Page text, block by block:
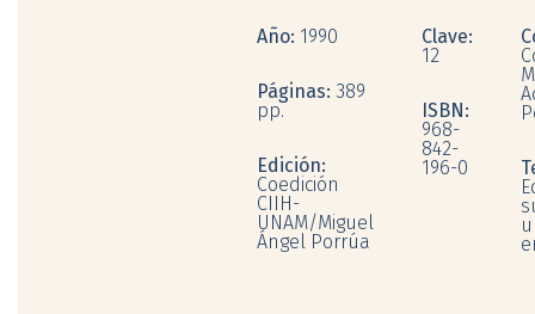
Año: 1990
Páginas: 389
pp.
Edición:
Coedición
CIIH-
UNAM/Miguel
Ángel Porrúa
Clave:
12
ISBN:
968-
842-
196-0